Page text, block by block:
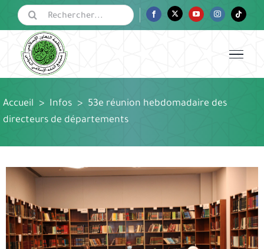
Passer
contenu
Rechercher:
FacebookTwitter YouTubeInstagramTiktok
Accueil > Infos > 53e réunion hebdomadaire des
directeurs de départements